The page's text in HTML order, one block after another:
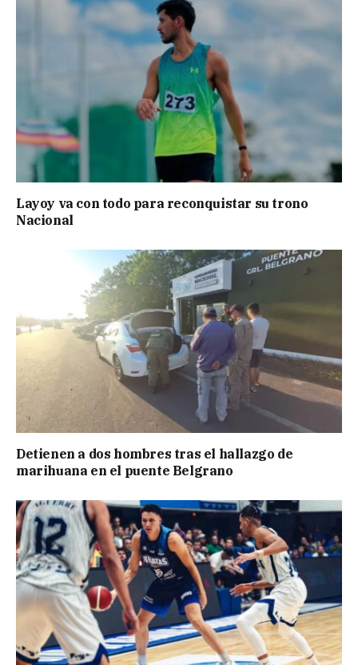
Layoy va con todo para reconquistar su trono
Nacional
Detienen a dos hombres tras el hallazgo de
marihuana en el puente Belgrano